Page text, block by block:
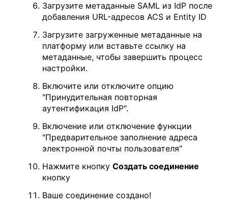
Загрузите метаданные SAML из IdP после
добавления URL-адресов ACS и Entity ID
Загрузите загруженные метаданные на
платформу или вставьте ссылку на
метаданные, чтобы завершить процесс
настройки.
Включите или отключите опцию
"Принудительная повторная
аутентификация IdP".
Включение или отключение функции
"Предварительное заполнение адреса
электронной почты пользователя"
Нажмите кнопку Создать соединение
кнопку
Ваше соединение создано!